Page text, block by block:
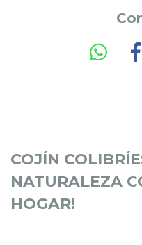
COJÍN
NATURALEZA
HOGAR!